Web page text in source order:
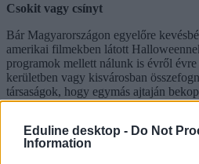
Eduline desktop - Do Not
Information
Csokit vagy csínyt
Bár Magyarországon egyelőre
amerikai filmekben látott
programok mellett nálunk is évről
kerületben vagy kisvárosban
társaságok, hogy egymás ajtaján
gyűjtsenek vagy ennek hiányában